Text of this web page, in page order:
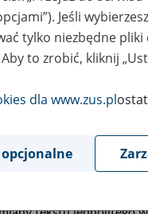
art. 47 ust.
od dnia 1
nieprzekazania
Jeśli
tylko niezbędne
to zrobić, kliknij
dla www.zus.pl